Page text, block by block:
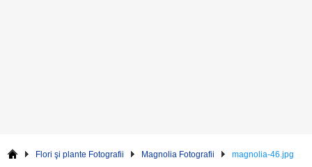
Flori şi plante Fotografii Magnolia Fotografii magnolia-46.jpg